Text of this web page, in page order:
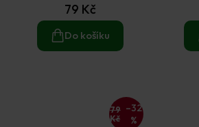
79 Kč
Do košíku
79
Kč
–32
%